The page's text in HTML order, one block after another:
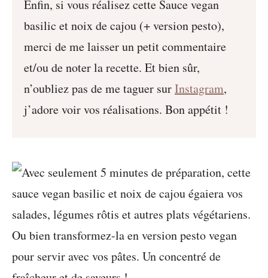
Enfin, si vous réalisez cette Sauce vegan
basilic et noix de cajou (+ version pesto),
merci de me laisser un petit commentaire
et/ou de noter la recette. Et bien sûr,
n’oubliez pas de me taguer surInstagram,
j’adore voir vos réalisations. Bon appétit !